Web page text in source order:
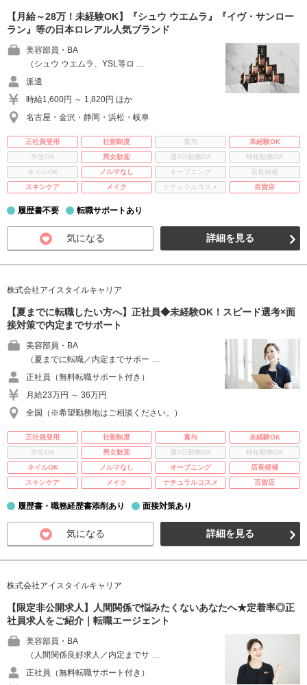
【月給～28万！未経験OK】『シュウ ウエムラ』『イヴ・サンロー
ラン』等の日本ロレアル人気ブランド
美容部員・BA
（シュウ ウエムラ、YSL等ロ …
派遣
時給1,600円 ～ 1,820円 ほか
名古屋・金沢・静岡・浜松・岐阜
正社員登用 社割制度 賞与
未経験OK
学生OK
男女歓迎 週3日勤務OK
時短勤務OK
ネイルOK
ノルマなし オープニング
店長候補
スキンケア
メイク ナチュラルコスメ 百貨店
履歴書不要 転職サポートあり
気になる 詳細を見る
株式会社アイスタイルキャリア
【夏までに転職したい方へ】正社員◆未経験OK！スピード選考×面
接対策で内定までサポート
美容部員・BA
（夏までに転職／内定までサポー …
正社員（無料転職サポート付き）
月給23万円 ～ 36万円
全国（※希望勤務地はご相談ください。）
正社員登用 社割制度 賞与
未経験OK
学生OK
男女歓迎 週3日勤務OK
時短勤務OK
ネイルOK
ノルマなし オープニング
店長候補
スキンケア
メイク ナチュラルコスメ 百貨店
履歴書・職務経歴書添削あり 面接対策あり
気になる 詳細を見る
株式会社アイスタイルキャリア
【限定非公開求人】人間関係で悩みたくないあなたへ★定着率◎正
社員求人をご紹介｜転職エージェント
美容部員・BA
（人間関係良好求人／内定までサ …
正社員（無料転職サポート付き）